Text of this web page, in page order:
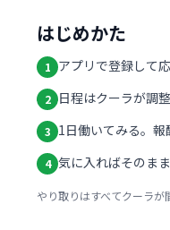
はじめかた
1 アプリで登録して
2 日程はクーラが調
3 1日働いてみる。
4 気に入ればそのま
やり取りはすべてクーラが